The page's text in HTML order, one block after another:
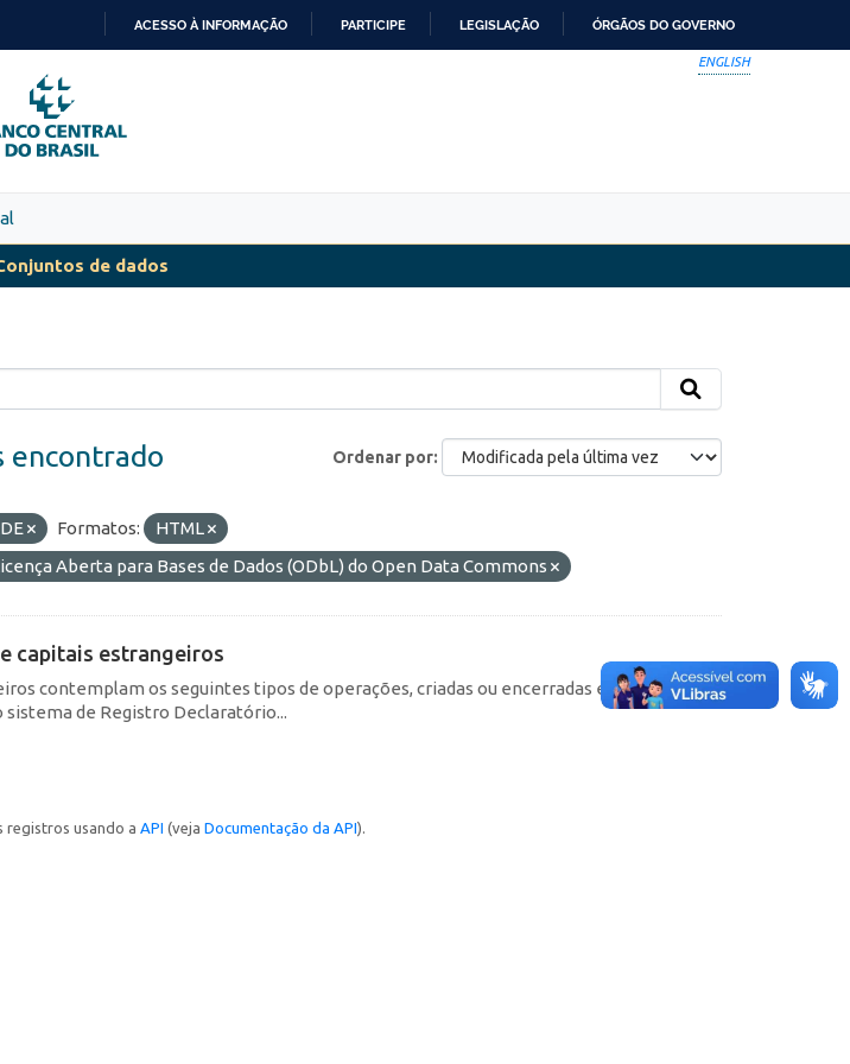
PARA
O
CONTEÚDO
ACESSO À INFORMAÇÃO PARTICIPE LEGISLAÇÃO ÓRGÃOS DO GOVERNO
ENGLISH
de dados
Ordenar por
encontrado
Formatos:
HTML
Aberta para Bases de Dados (ODbL) do Open Data Commons
capitais estrangeiros
contemplam os seguintes tipos de operações, criadas ou encerradas em cada
de Registro Declaratório...
registros usando a API (veja Documentação da API).